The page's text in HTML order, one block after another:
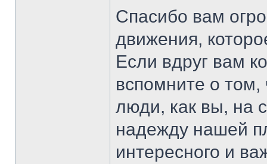
Спасибо вам
движения,
Если вдруг вам
вспомните о том,
люди, как вы, на
надежду нашей
интересного и